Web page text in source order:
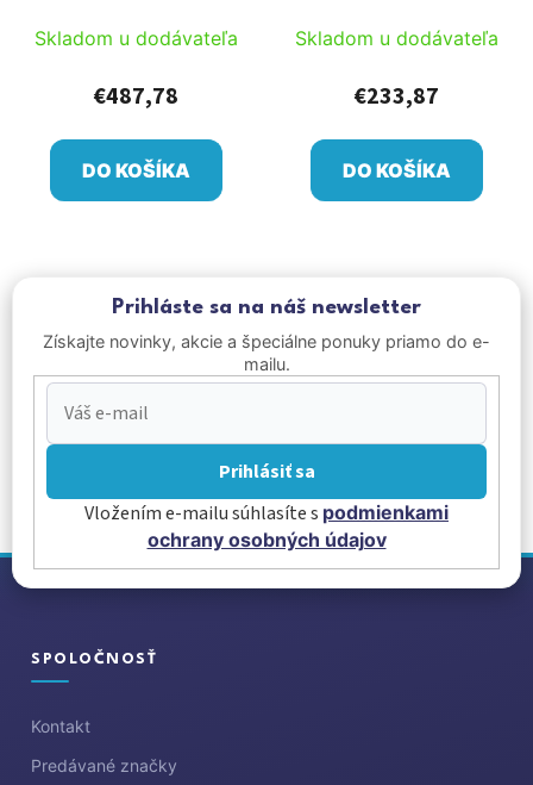
START
Skladom u dodávateľa
€487,78
DO KOŠÍKA
Skladom u dodávateľa
€233,87
DO KOŠÍKA
Prihláste sa na náš newsletter
Získajte novinky, akcie a špeciálne ponuky priamo do e-
mailu.
Prihlásiť sa
Vložením e-mailu súhlasíte s podmienkami
ochrany osobných údajov
Z
SPOLOČNOSŤ
Kontakt
Predávané značky